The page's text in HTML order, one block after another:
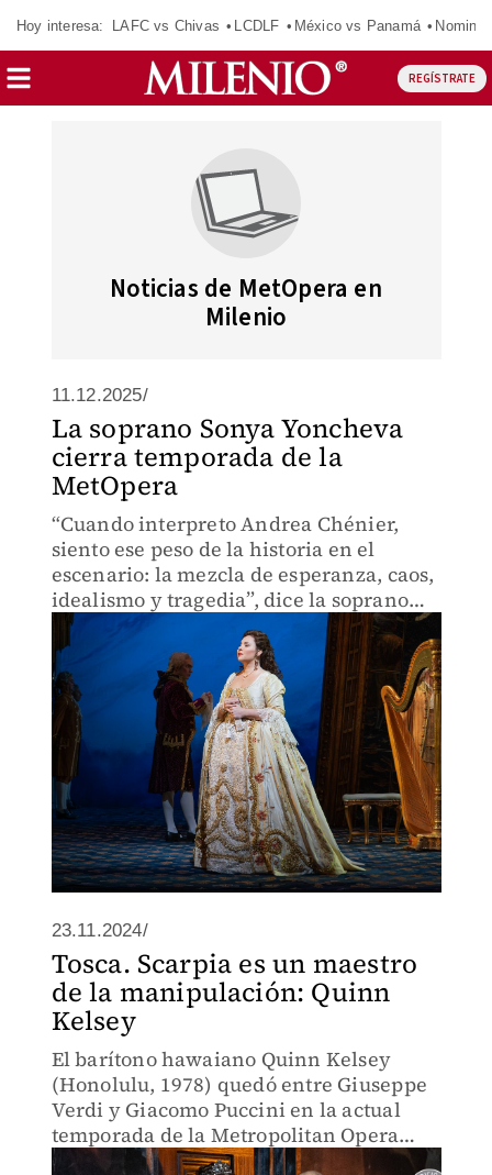
Hoy interesa: LAFC vs Chivas LCDLF México vs Panamá
REGÍSTRATE
Noticias de MetOpera en
Milenio
11.12.2025/
La soprano Sonya Yoncheva
cierra temporada de la
MetOpera
“Cuando interpreto Andrea Chénier,
siento ese peso de la historia en el
escenario: la mezcla de esperanza, caos,
idealismo y tragedia”, dice la soprano
búlgara
23.11.2024/
Tosca. Scarpia es un maestro
de la manipulación: Quinn
Kelsey
El barítono hawaiano Quinn Kelsey
(Honolulu, 1978) quedó entre Giuseppe
Verdi y Giacomo Puccini en la actual
temporada de la Metropolitan Opera
House de Nueva York